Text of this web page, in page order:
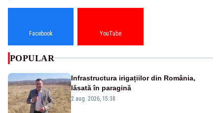
Facebook YouTube
POPULAR
Infrastructura irigațiilor din România,
lăsată în paragină
2 aug. 2026, 15:38